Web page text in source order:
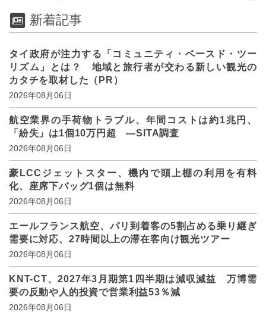
新着記事
タイ政府が注力する「コミュニティ・ベースド・ツー
リズム」とは？ 地域と旅行者が交わる新しい観光の
カタチを取材した（PR）
2026年08月06日
航空業界の手荷物トラブル、年間コストは約1兆円、
「紛失」は1個10万円超 ―SITA調査
2026年08月06日
豪LCCジェットスター、機内で頭上棚の利用を有料
化、座席下バッグ1個は無料
2026年08月06日
エールフランス航空、パリ到着客の5割占める乗り継ぎ
需要に対応、27時間以上の滞在客向け観光ツアー
2026年08月06日
KNT-CT、2027年3月期第1四半期は減収減益 万博需
要の反動や人的投資で営業利益53％減
2026年08月06日